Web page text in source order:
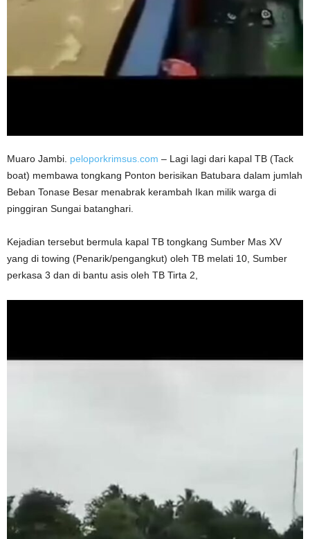
Muaro Jambi. peloporkrimsus.com – Lagi lagi dari kapal TB (Tack
boat) membawa tongkang Ponton berisikan Batubara dalam jumlah
Beban Tonase Besar menabrak kerambah Ikan milik warga di
pinggiran Sungai batanghari.
Kejadian tersebut bermula kapal TB tongkang Sumber Mas XV
yang di towing (Penarik/pengangkut) oleh TB melati 10, Sumber
perkasa 3 dan di bantu asis oleh TB Tirta 2,